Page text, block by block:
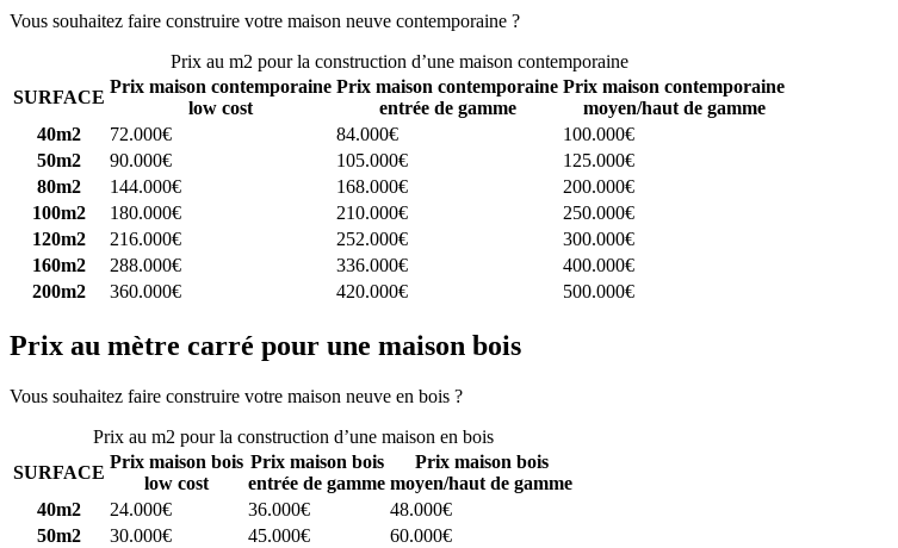
Vous souhaitez faire construire votre maison neuve contemporaine ?
Prix au m2 pour la construction d’une maison contemporaine
SURFACE
Prix maison contemporaine
low cost
Prix maison contemporaine
entrée de gamme
Prix maison contemporaine
moyen/haut de gamme
40m2
72.000€ 84.000€
100.000€
50m2
90.000€ 105.000€
125.000€
80m2
144.000€ 168.000€
200.000€
100m2
180.000€ 210.000€
250.000€
120m2
216.000€ 252.000€
300.000€
160m2
288.000€ 336.000€
400.000€
200m2
360.000€ 420.000€ 500.000€
Prix au mètre carré pour une maison bois
Vous souhaitez faire construire votre maison neuve en bois ?
Prix au m2 pour la construction d’une maison en bois
SURFACE
Prix maison bois
low cost
Prix maison bois
entrée de gamme
Prix maison bois
moyen/haut de gamme
40m2
24.000€ 36.000€
48.000€
50m2
30.000€ 45.000€
60.000€